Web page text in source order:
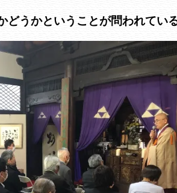
うかということが問われている